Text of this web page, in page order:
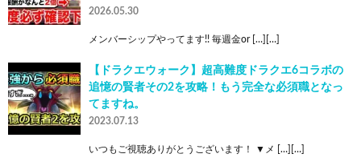
2026.05.30
メンバーシップやってます!! 毎週金or […][…]
【ドラクエウォーク】超高難度ドラクエ6コラボの
追憶の賢者その2を攻略！もう完全な必須職となっ
てますね。
2023.07.13
いつもご視聴ありがとうございます！ ▼メ […][…]